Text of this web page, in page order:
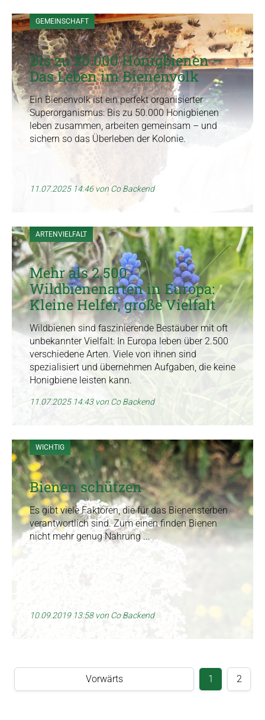
GEMEINSCHAFT
Bis zu 50.000 Honigbienen –
Das Leben im Bienenvolk
Ein Bienenvolk ist ein perfekt organisierter
Superorganismus: Bis zu 50.000 Honigbienen
leben zusammen, arbeiten gemeinsam – und
sichern so das Überleben der Kolonie.
11.07.2025 14:46von Co Backend
ARTENVIELFALT
Mehr als 2.500
Wildbienenarten in Europa:
Kleine Helfer, große Vielfalt
Wildbienen sind faszinierende Bestäuber mit oft
unbekannter Vielfalt: In Europa leben über 2.500
verschiedene Arten. Viele von ihnen sind
spezialisiert und übernehmen Aufgaben, die keine
Honigbiene leisten kann.
11.07.2025 14:43von Co Backend
WICHTIG
Bienen schützen
Es gibt viele Faktoren, die für das Bienensterben
verantwortlich sind. Zum einen finden Bienen
nicht mehr genug Nahrung ...
10.09.2019 13:58von Co Backend
Vorwärts 1 2